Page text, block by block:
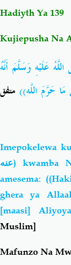
Fiqh-Ibaadah
Fataawa Za
Akhlaaq-
Mapishi
Hadiyth Ya 139
Kujiepusha Na
عَلَيْهِ وَسَلَّمَ أَنَّهُ
مَا حَرَّمَ اللَّه)) متفق
Imepokelewa
عنه) kwamba
amesema:
ghera ya
[maasi]
Muslim]
Mafunzo Na